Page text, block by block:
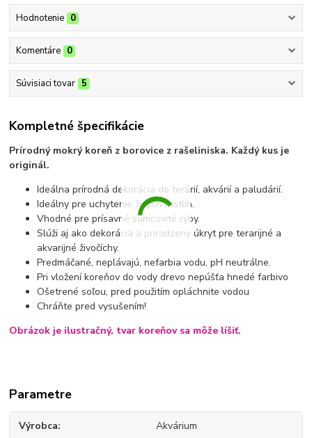
Hodnotenie 0
Komentáre 0
Súvisiaci tovar 5
Kompletné špecifikácie
Prírodný mokrý koreň z borovice z rašeliniska. Každý kus je
originál.
Ideálna prírodná dekorácia do terárií, akvárií a paludárií.
Ideálny pre uchytenie živých rastlín.
Vhodné pre prísavné sumcovité ryby.
Slúži aj ako dekorácia a prirodzený úkryt pre terarijné a
akvarijné živočíchy.
Predmáčané, neplávajú, nefarbia vodu, pH neutrálne.
Pri vložení koreňov do vody drevo nepúšťa hnedé farbivo
Ošetrené soľou, pred použitím opláchnite vodou
Chráňte pred vysušením!
Obrázok je ilustračný, tvar koreňov sa môže líšiť.
Parametre
Výrobca Akvárium